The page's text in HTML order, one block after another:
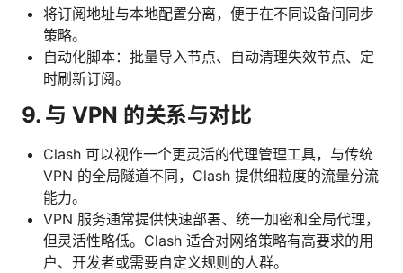
将订阅地址与本地配置分离，便于在不同设备间同步
策略。
自动化脚本：批量导入节点、自动清理失效节点、定
时刷新订阅。
9. 与 VPN 的关系与对比
Clash 可以视作一个更灵活的代理管理工具，与传统
VPN 的全局隧道不同，Clash 提供细粒度的流量分流
能力。
VPN 服务通常提供快速部署、统一加密和全局代理，
但灵活性略低。Clash 适合对网络策略有高要求的用
户、开发者或需要自定义规则的人群。